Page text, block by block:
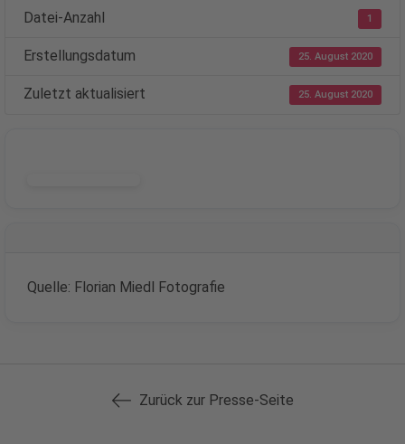
Datei-Anzahl 1
Erstellungsdatum 25. August 2020
Zuletzt aktualisiert 25. August 2020
Quelle: Florian Miedl Fotografie
Zurück zur Presse-Seite